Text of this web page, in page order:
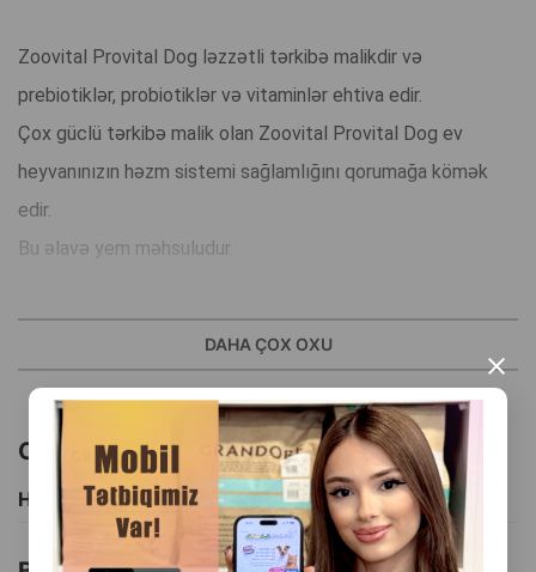
×
Zoovital Provital Dog ləzzətli tərkibə malikdir və
prebiotiklər, probiotiklər və vitaminlər ehtiva edir.
Çox güclü tərkibə malik olan Zoovital Provital Dog ev
heyvanınızın həzm sistemi sağlamlığını qorumağa kömək
edir.
Bu əlavə yem məhsuludur.
DAHA ÇOX OXU
Oxşar məhsullar
Hamısını Gör